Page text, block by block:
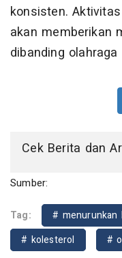
konsisten.
akan memberikan
dibanding
Cek Berita dan
Sumber:
Tag: # menurunkan
# kolesterol
#